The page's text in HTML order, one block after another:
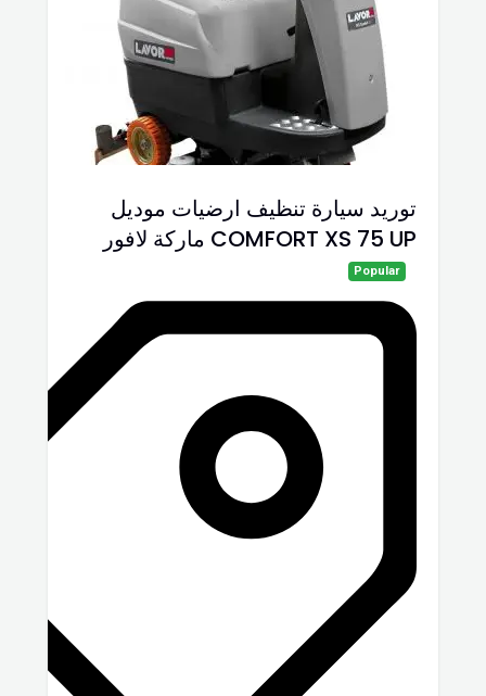
توريد سيارة تنظيف ارضيات موديل
COMFORT XS 75 UP ماركة لافور
Popular